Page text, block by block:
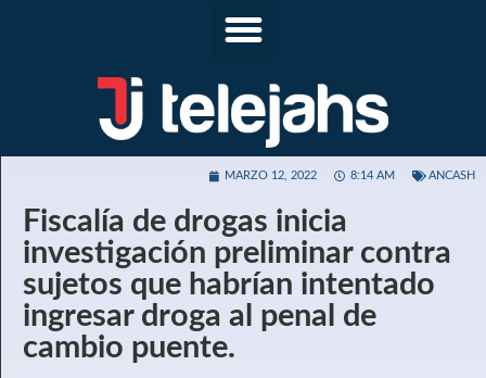
MARZO 12, 2022 8:14 AM ANCASH
Fiscalía de drogas inicia
investigación preliminar contra
sujetos que habrían intentado
ingresar droga al penal de
cambio puente.